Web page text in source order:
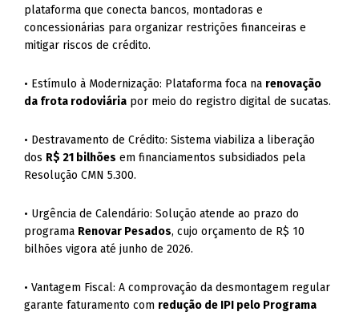
plataforma que conecta bancos, montadoras e
concessionárias para organizar restrições financeiras e
mitigar riscos de crédito.
• Estímulo à Modernização: Plataforma foca na renovação
da frota rodoviária por meio do registro digital de sucatas.
• Destravamento de Crédito: Sistema viabiliza a liberação
dos R$ 21 bilhões em financiamentos subsidiados pela
Resolução CMN 5.300.
• Urgência de Calendário: Solução atende ao prazo do
programa Renovar Pesados, cujo orçamento de R$ 10
bilhões vigora até junho de 2026.
• Vantagem Fiscal: A comprovação da desmontagem regular
garante faturamento com redução de IPI pelo Programa